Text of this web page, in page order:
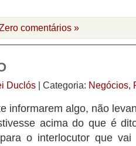
comentários »
Duclós | Categoria: Negócios,
informarem algo, não
acima do que é
o interlocutor que